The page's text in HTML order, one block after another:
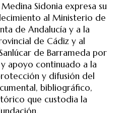
Medina Sidonia expresa su
al Ministerio de
de Andalucía y a la
de Cádiz y al
de Barrameda por
apoyo continuado a la
y difusión del
bibliográfico,
que custodia la